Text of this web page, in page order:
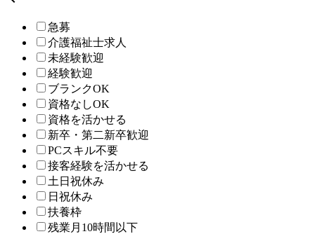
急募
介護福祉士求人
未経験歓迎
経験歓迎
ブランクOK
資格なしOK
資格を活かせる
新卒・第二新卒歓迎
PCスキル不要
接客経験を活かせる
土日祝休み
日祝休み
扶養枠
残業月10時間以下